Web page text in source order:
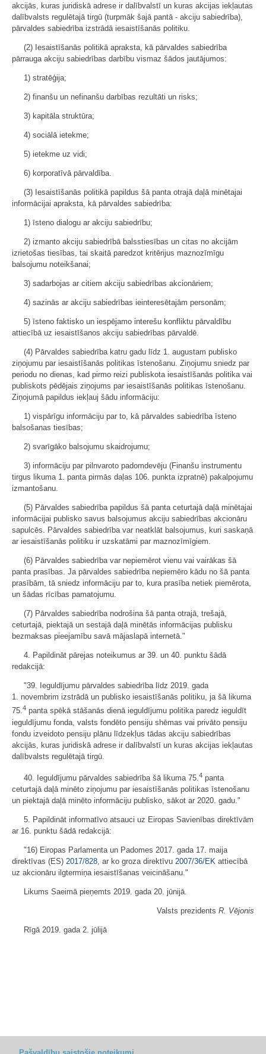
akcijās, kuras juridiskā adrese ir dalībvalstī un kuras akcijas iekļautas
dalībvalsts regulētajā tirgū (turpmāk šajā pantā - akciju sabiedrība),
pārvaldes sabiedrība izstrādā iesaistīšanās politiku.
(2) Iesaistīšanās politikā apraksta, kā pārvaldes sabiedrība
pārrauga akciju sabiedrības darbību vismaz šādos jautājumos:
1) stratēģija;
2) finanšu un nefinanšu darbības rezultāti un risks;
3) kapitāla struktūra;
4) sociālā ietekme;
5) ietekme uz vidi;
6) korporatīvā pārvaldība.
(3) Iesaistīšanās politikā papildus šā panta otrajā daļā minētajai
informācijai apraksta, kā pārvaldes sabiedrība:
1) īsteno dialogu ar akciju sabiedrību;
2) izmanto akciju sabiedrībā balsstiesības un citas no akcijām
izrietošas tiesības, tai skaitā paredzot kritērijus maznozīmīgu
balsojumu noteikšanai;
3) sadarbojas ar citiem akciju sabiedrības akcionāriem;
4) sazinās ar akciju sabiedrības ieinteresētajām personām;
5) īsteno faktisko un iespējamo interešu konfliktu pārvaldību
attiecībā uz iesaistīšanos akciju sabiedrības pārvaldē.
(4) Pārvaldes sabiedrība katru gadu līdz 1. augustam publisko
ziņojumu par iesaistīšanās politikas īstenošanu. Ziņojumu sniedz par
periodu no dienas, kad pirmo reizi publiskota iesaistīšanās politika vai
publiskots pēdējais ziņojums par iesaistīšanās politikas īstenošanu.
Ziņojumā papildus iekļauj šādu informāciju:
1) vispārīgu informāciju par to, kā pārvaldes sabiedrība īsteno
balsošanas tiesības;
2) svarīgāko balsojumu skaidrojumu;
3) informāciju par pilnvaroto padomdevēju (Finanšu instrumentu
tirgus likuma 1. panta pirmās daļas 106. punkta izpratnē) pakalpojumu
izmantošanu.
(5) Pārvaldes sabiedrība papildus šā panta ceturtajā daļā minētajai
informācijai publisko savus balsojumus akciju sabiedrības akcionāru
sapulcēs. Pārvaldes sabiedrība var neatklāt balsojumus, kuri saskaņā
ar iesaistīšanās politiku ir uzskatāmi par maznozīmīgiem.
(6) Pārvaldes sabiedrība var nepiemērot vienu vai vairākas šā
panta prasības. Ja pārvaldes sabiedrība nepiemēro kādu no šā panta
prasībām, tā sniedz informāciju par to, kura prasība netiek piemērota,
un šādas rīcības pamatojumu.
(7) Pārvaldes sabiedrība nodrošina šā panta otrajā, trešajā,
ceturtajā, piektajā un sestajā daļā minētās informācijas publisku
bezmaksas pieejamību savā mājaslapā internetā."
4. Papildināt pārejas noteikumus ar 39. un 40. punktu šādā
redakcijā:
"39. Ieguldījumu pārvaldes sabiedrība līdz 2019. gada
1. novembrim izstrādā un publisko iesaistīšanās politiku, ja šā likuma
75.4 panta spēkā stāšanās dienā ieguldījumu politika paredz ieguldīt
ieguldījumu fonda, valsts fondēto pensiju shēmas vai privāto pensiju
fondu izveidoto pensiju plānu līdzekļus tādas akciju sabiedrības
akcijās, kuras juridiskā adrese ir dalībvalstī un kuras akcijas iekļautas
dalībvalsts regulētajā tirgū.
40. Ieguldījumu pārvaldes sabiedrība šā likuma 75. 4 panta
ceturtajā daļā minēto ziņojumu par iesaistīšanās politikas īstenošanu
un piektajā daļā minēto informāciju publisko, sākot ar 2020. gadu."
5. Papildināt informatīvo atsauci uz Eiropas Savienības direktīvām
ar 16. punktu šādā redakcijā:
"16) Eiropas Parlamenta un Padomes 2017. gada 17. maija
direktīvas (ES) 2017/828 , ar ko groza direktīvu 2007/36/EK attiecībā
uz akcionāru ilgtermiņa iesaistīšanas veicināšanu."
Likums Saeimā pieņemts 2019. gada 20. jūnijā.
Valsts prezidents R. Vējonis
Rīgā 2019. gada 2. jūlijā